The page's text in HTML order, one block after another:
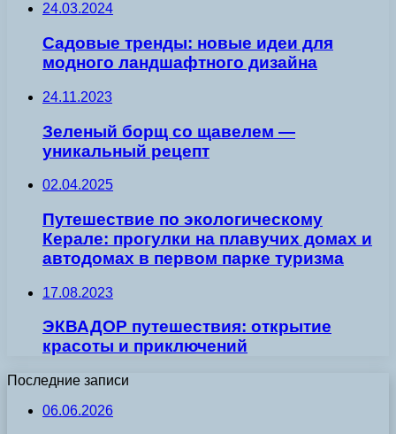
24.03.2024
Садовые тренды: новые идеи для
модного ландшафтного дизайна
24.11.2023
Зеленый борщ со щавелем —
уникальный рецепт
02.04.2025
Путешествие по экологическому
Керале: прогулки на плавучих домах и
автодомах в первом парке туризма
17.08.2023
ЭКВАДОР путешествия: открытие
красоты и приключений
Последние записи
06.06.2026